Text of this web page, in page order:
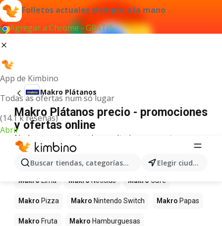
Folletos actuales siempre a la mano
Agregar a Chrome - GRATIS
App de Kimbino
Todas as ofertas num só lugar
(14.1 k reseñas)
Abrir
Buscar tiendas, categorías, productos... Elegir ciudad
Makro Plátanos
Makro Plátanos precio - promociones
y ofertas online
No hemos encontrado resultados para este
término.
Más productos en tiendas Makro
Makro Lima Makro Noticias Makro Café
Makro Pizza Makro Nintendo Switch Makro Papas
Makro Fruta Makro Hamburguesas